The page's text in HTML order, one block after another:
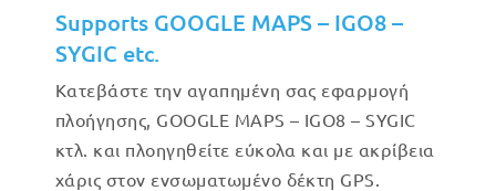
Supports GOOGLE MAPS – IGO8 –
SYGIC etc.
Κατεβάστε την αγαπημένη σας εφαρμογή
πλοήγησης, GOOGLE MAPS – IGO8 – SYGIC
κτλ. και πλοηγηθείτε εύκολα και με ακρίβεια
χάρις στον ενσωματωμένο δέκτη GPS.